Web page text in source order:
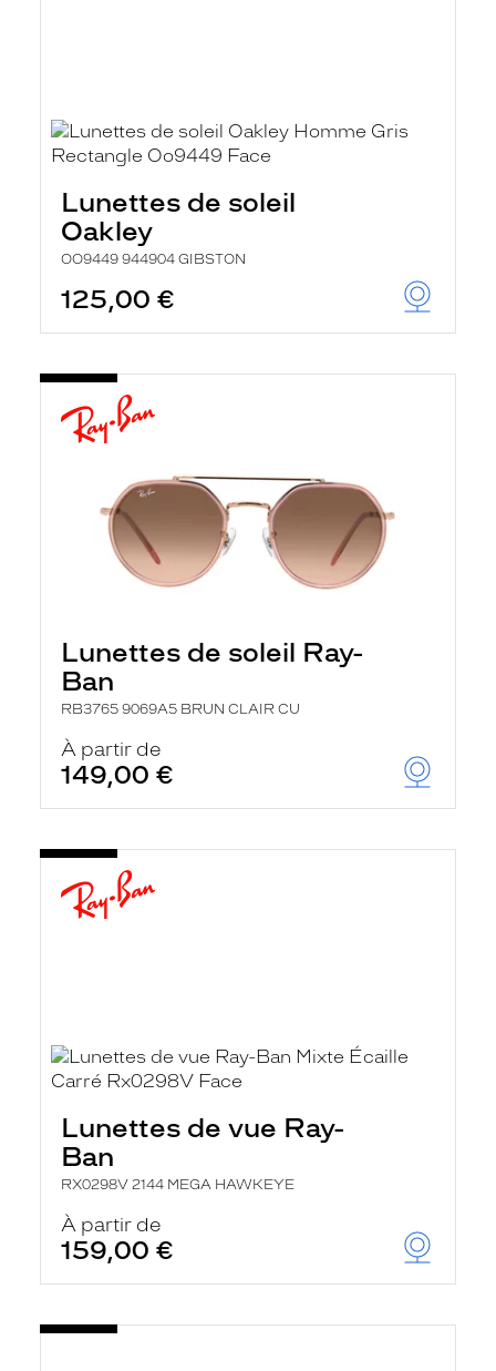
Lunettes de soleil
Oakley
OO9449 944904 GIBSTON
125,00 €
Lunettes de soleil Ray-
Ban
RB3765 9069A5 BRUN CLAIR CU
À partir de
149,00 €
Lunettes de vue Ray-
Ban
RX0298V 2144 MEGA HAWKEYE
À partir de
159,00 €